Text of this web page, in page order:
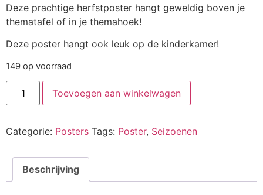
Deze prachtige herfstposter hangt geweldig boven je
thematafel of in je themahoek!
Deze poster hangt ook leuk op de kinderkamer!
149 op voorraad
Toevoegen aan winkelwagen
Categorie: Posters Tags: Poster, Seizoenen
Beschrijving